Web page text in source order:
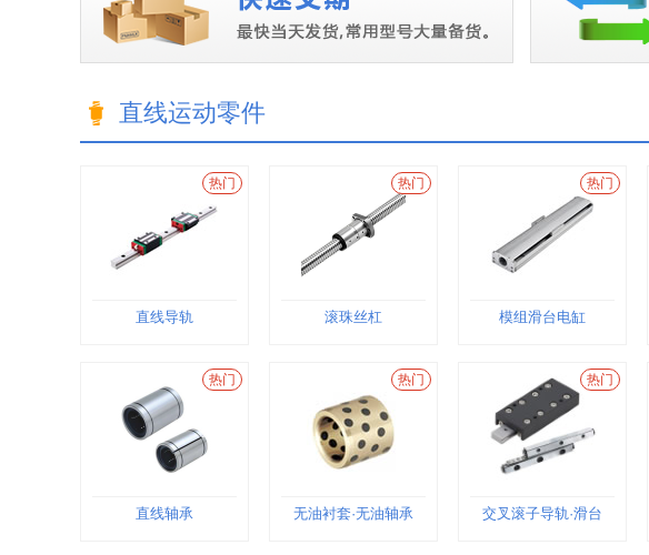
直线运动零件
热门
直线导轨
热门
滚珠丝杠
热门
模组滑台电缸
热门
直线轴承
热门
无油衬套·无油轴承
热门
交叉滚子导轨·滑台